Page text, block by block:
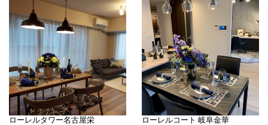
ローレルタワー名古屋栄
ローレルコート 岐阜金華